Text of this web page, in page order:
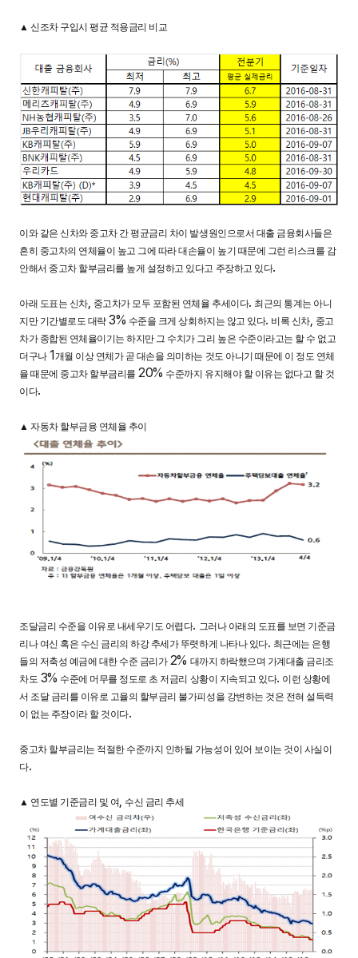
▲신조차 구입시 평균 적용금리 비교
이와 같은 신차와 중고차 간 평균금리 차이 발생원인으로서 대출 금융회사들은
흔히 중고차의 연체율이 높고 그에 따라 대손율이 높기 때문에 그런 리스크를 감
안해서 중고차 할부금리를 높게 설정하고 있다고 주장하고 있다.
아래 도표는 신차, 중고차가 모두 포함된 연체율 추세이다. 최근의 통계는 아니
지만 기간별로도 대략3% 수준을 크게 상회하지는 않고 있다. 비록 신차, 중고
차가 종합된 연체율이기는 하지만 그 수치가 그리 높은 수준이라고는 할 수 없고
더구나1 개월 이상 연체가 곧 대손을 의미하는 것도 아니기 때문에 이 정도 연체
율 때문에 중고차 할부금리를 20% 수준까지 유지해야 할 이유는 없다고 할 것
이다.
▲자동차 할부금융 연체율 추이
조달금리 수준을 이유로 내세우기도 어렵다. 그러나 아래의 도표를 보면 기준금
리나 여신 혹은 수신 금리의 하강 추세가 뚜렷하게 나타나 있다. 최근에는 은행
들의 저축성 예금에 대한 수준 금리가2% 대까지 하락했으며 가계대출 금리조
차도 3% 수준에 머무를 정도로 초 저금리 상황이 지속되고 있다. 이런 상황에
서 조달 금리를 이유로 고율의 할부금리 불가피성을 강변하는 것은 전혀 설득력
이 없는 주장이라 할 것이다.
중고차 할부금리는 적절한 수준까지 인하될 가능성이 있어 보이는 것이 사실이
다.
▲ 연도별 기준금리 및 여, 수신 금리 추세